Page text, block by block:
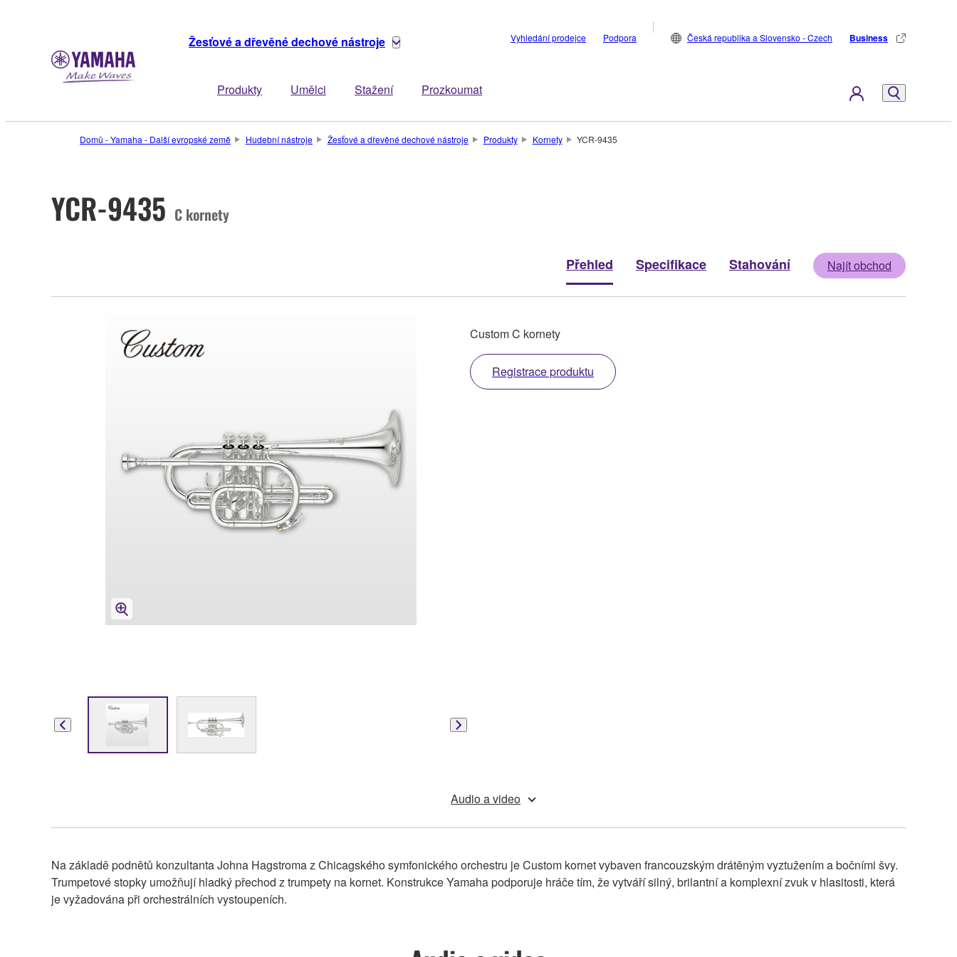
Žesťové a dřevěné dechové nástroje
Produkty Umělci Stažení Prozkoumat
Vyhledání prodejce Podpora Česká republika a Slovensko - Czech Business
Domů - Yamaha - Další evropské země Hudební nástroje Žesťové a dřevěné dechové nástroje Produkty Kornety YCR-9435
YCR-9435 C kornety
Přehled Specifikace Stahování Najít obchod
Custom C kornety
Registrace produktu
Audio a video
Na základě podnětů konzultanta Johna Hagstroma z Chicagského symfonického orchestru je Custom kornet vybaven francouzským drátěným vyztužením a bočními švy.
Trumpetové stopky umožňují hladký přechod z trumpety na kornet. Konstrukce Yamaha podporuje hráče tím, že vytváří silný, brilantní a komplexní zvuk v hlasitosti, která
je vyžadována při orchestrálních vystoupeních.